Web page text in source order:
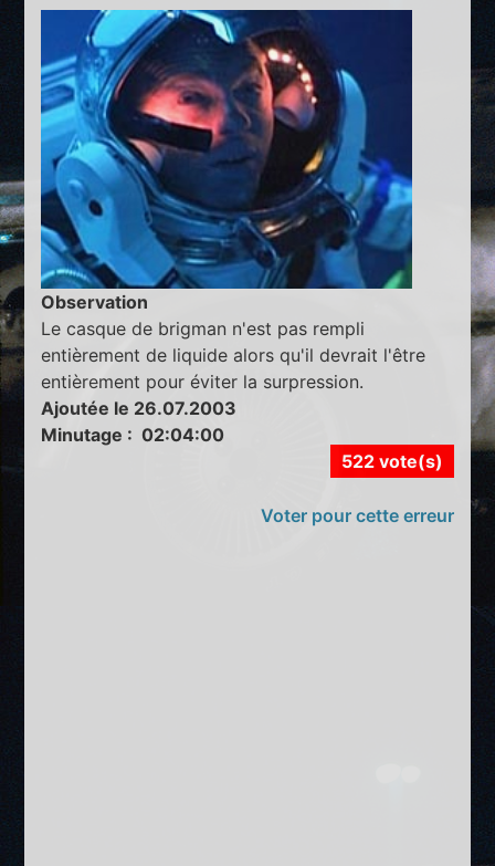
Observation
Le casque de brigman n'est pas rempli
entièrement de liquide alors qu'il devrait l'être
entièrement pour éviter la surpression.
Ajoutée le 26.07.2003
Minutage : 02:04:00
522 vote(s)
Voter pour cette erreur